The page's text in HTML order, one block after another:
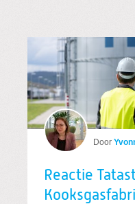
Door
Reactie